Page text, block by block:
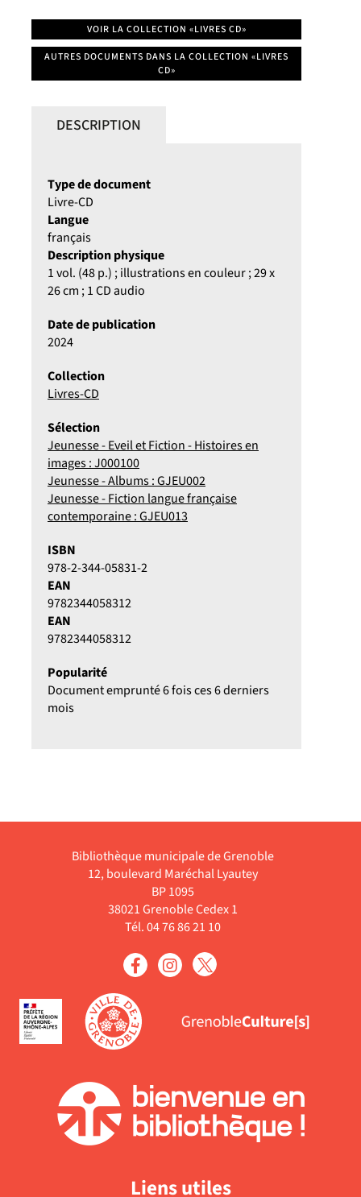
VOIR LA COLLECTION «LIVRES CD»
AUTRES DOCUMENTS DANS LA COLLECTION «LIVRES
CD»
DESCRIPTION
Type de document
Livre-CD
Langue
français
Description physique
1 vol. (48 p.) ; illustrations en couleur ; 29 x
26 cm ; 1 CD audio
Date de publication
2024
Collection
Livres-CD
Sélection
Jeunesse - Eveil et Fiction - Histoires en
images : J000100
Jeunesse - Albums : GJEU002
Jeunesse - Fiction langue française
contemporaine : GJEU013
ISBN
978-2-344-05831-2
EAN
9782344058312
EAN
9782344058312
Popularité
Document emprunté 6 fois ces 6 derniers
mois
Bibliothèque municipale de Grenoble
12, boulevard Maréchal Lyautey
BP 1095
38021 Grenoble Cedex 1
Tél. 04 76 86 21 10
Liens utiles